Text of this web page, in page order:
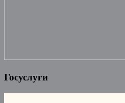
Госуслуги